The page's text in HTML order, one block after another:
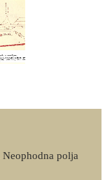
Neophodna polja